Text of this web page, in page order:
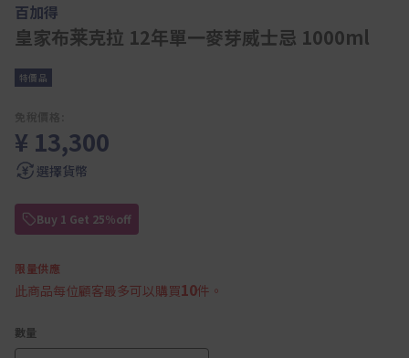
百加得
皇家布莱克拉 12年單一麥芽威士忌 1000ml
特價品
¥ 13,300
選擇貨幣
Buy 1 Get 25％off
限量供應
此商品每位顧客最多可以購買10件。
數量